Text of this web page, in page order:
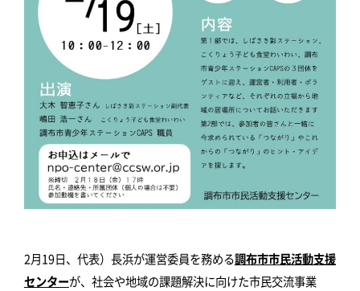
2月19日、代表）長浜が運営委員を務める調布市市民活動支援
センターが、社会や地域の課題解決に向けた市民交流事業